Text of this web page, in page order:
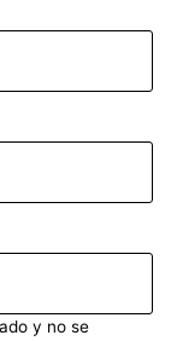
y no se